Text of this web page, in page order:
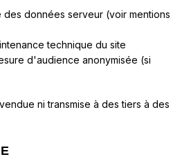
des données serveur (voir mentions
technique du site
d'audience anonymisée (si
ni transmise à des tiers à des